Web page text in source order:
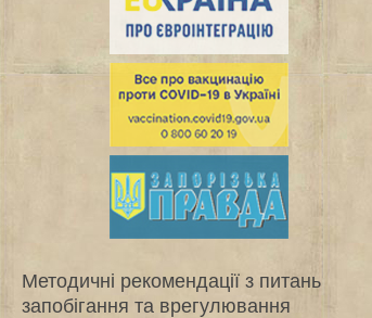
Методичні рекомендації з питань
запобігання та врегулювання